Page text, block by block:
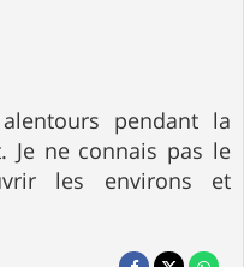
pendant la
Je ne connais pas le
les environs et